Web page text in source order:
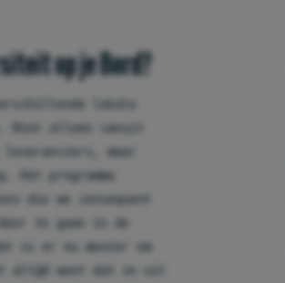
op je Bord?
lokale
Niet alleen vanuit
maar
Het programma
die we consequent
te gaan in de
is er nu mooier om
altijd weet dat ze uit